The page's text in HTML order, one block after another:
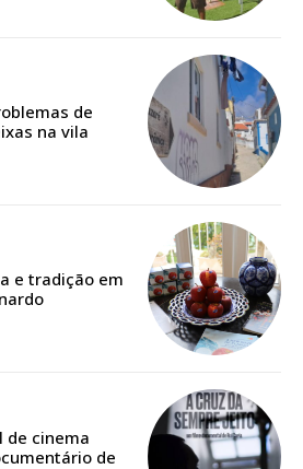
a todos os conteúdos exclusivos e versões
plano de assinatura desejado:
32€
entregue à Quinta-feira em sua
de
na vila
e tradição em
de cinema
de